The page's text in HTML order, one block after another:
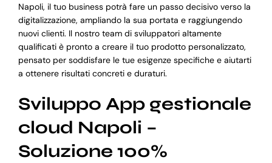
Napoli, il tuo business potrà fare un passo decisivo verso la
digitalizzazione, ampliando la sua portata e raggiungendo
nuovi clienti. Il nostro team di sviluppatori altamente
qualificati è pronto a creare il tuo prodotto personalizzato,
pensato per soddisfare le tue esigenze specifiche e aiutarti
a ottenere risultati concreti e duraturi.
Sviluppo App gestionale
cloud Napoli –
Soluzione 100%